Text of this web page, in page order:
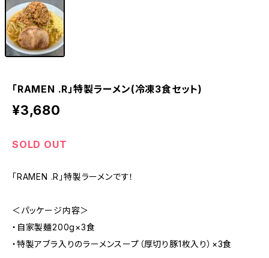
「RAMEN .R」特製ラーメン(冷凍3食セット)
¥3,680
SOLD OUT
「RAMEN .R」特製ラーメンです！
＜パッケージ内容＞
・自家製麺200g×3食
・特製アブラ入りのラーメンスープ（厚切り豚1枚入り）×3食